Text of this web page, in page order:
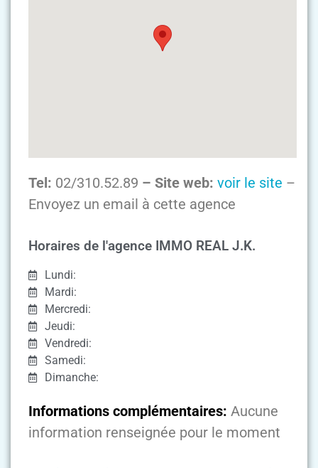
Tel: 02/310.52.89 – Site web: voir le site –
Envoyez un email à cette agence
Horaires de l'agence IMMO REAL J.K.
Lundi:
Mardi:
Mercredi:
Jeudi:
Vendredi:
Samedi:
Dimanche:
Informations complémentaires: Aucune
information renseignée pour le moment